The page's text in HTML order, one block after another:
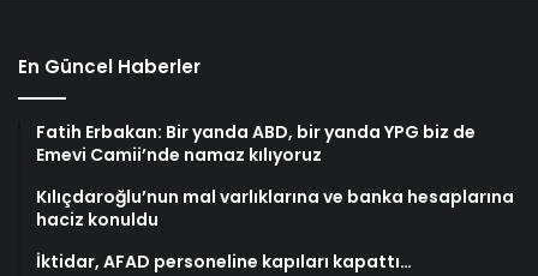
En Güncel Haberler
Fatih Erbakan: Bir yanda ABD, bir yanda YPG biz de
Emevi Camii’nde namaz kılıyoruz
Kılıçdaroğlu’nun mal varlıklarına ve banka hesaplarına
haciz konuldu
İktidar, AFAD personeline kapıları kapattı…